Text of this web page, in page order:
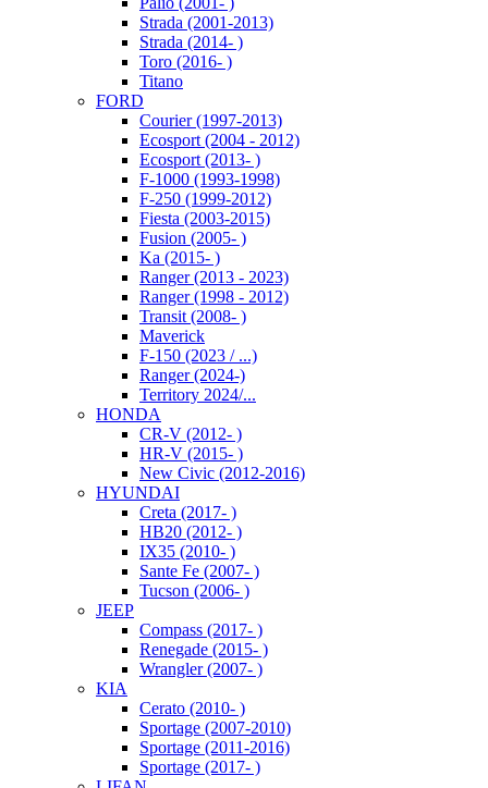
Strada (2001-2013)
Strada (2014- )
Toro (2016- )
Titano
FORD
Courier (1997-2013)
Ecosport (2004 - 2012)
Ecosport (2013- )
F-1000 (1993-1998)
F-250 (1999-2012)
Fiesta (2003-2015)
Fusion (2005- )
Ka (2015- )
Ranger (2013 - 2023)
Ranger (1998 - 2012)
Transit (2008- )
Maverick
F-150 (2023 / ...)
Ranger (2024-)
Territory 2024/...
HONDA
CR-V (2012- )
HR-V (2015- )
New Civic (2012-2016)
HYUNDAI
Creta (2017- )
HB20 (2012- )
IX35 (2010- )
Sante Fe (2007- )
Tucson (2006- )
JEEP
Compass (2017- )
Renegade (2015- )
Wrangler (2007- )
KIA
Cerato (2010- )
Sportage (2007-2010)
Sportage (2011-2016)
Sportage (2017- )